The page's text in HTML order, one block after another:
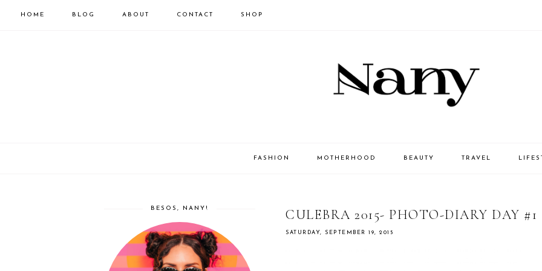
HOME BLOG ABOUT CONTACT SHOP
FASHION MOTHERHOOD BEAUTY TRAVEL
CULEBRA 2015- PHOTO-DIARY DAY #1
SATURDAY, SEPTEMBER 19, 2015
BESOS, NANY!